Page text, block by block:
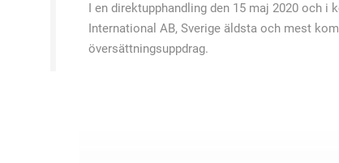
I en direktupphandling den 15 maj 2020 och
International AB, Sverige äldsta och mest
översättningsuppdrag.